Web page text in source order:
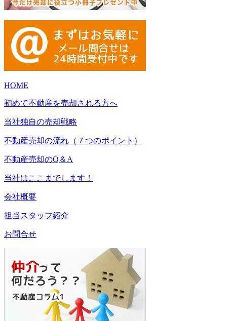
HOME
初めて不動産を売却される方へ
当社独自の売却戦略
不動産売却の流れ（７つのポイント）
不動産売却のQ＆A
当社はここまでします！
会社概要
担当スタッフ紹介
お問合せ